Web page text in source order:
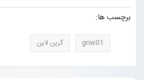
برچسب ها:
gnw01 گرین لاین